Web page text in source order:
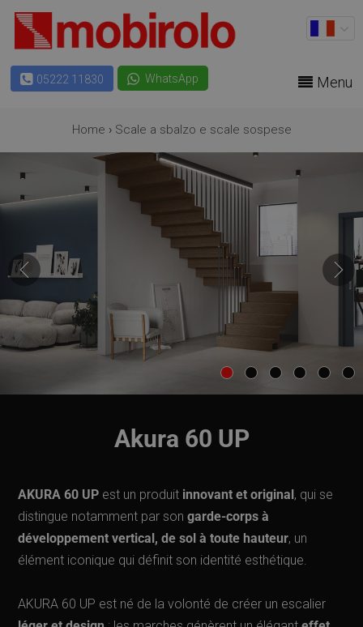
05222 11830 WhatsApp Menu
Home › Scale a sbalzo e scale sospese
Akura 60 UP
AKURA 60 UP est un produit innovant et original, qui se
distingue notamment par songarde-corps à
développement vertical, de sol à toute hauteur, un
élément iconique qui définit son identité esthétique.
AKURA 60 UP est né de la volonté de créer un escalier